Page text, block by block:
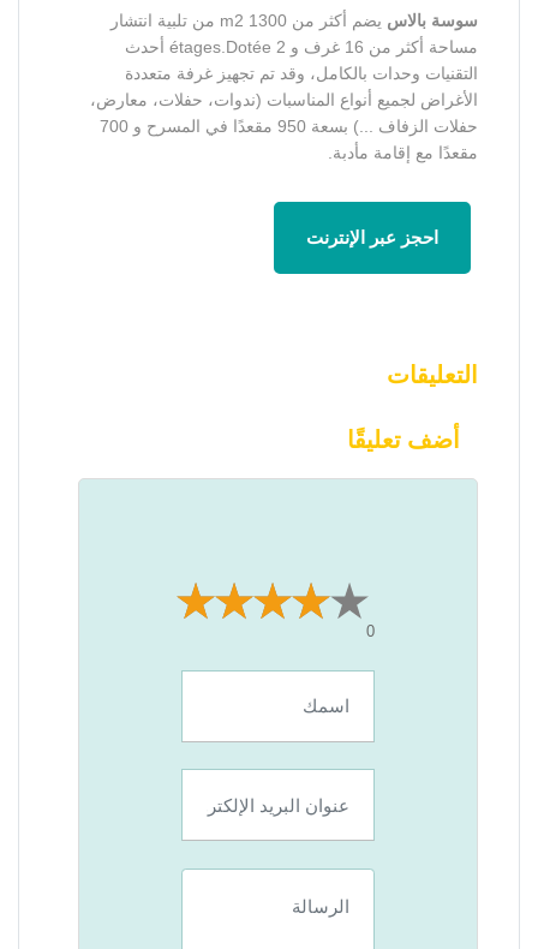
سوسة بالاس
يضم أكثر من 1300 m2 من تلبية انتشار
مساحة أكثر من 16 غرف و 2 étages.Dotée أحدث
التقنيات وحدات بالكامل، وقد تم تجهيز غرفة متعددة
الأغراض لجميع أنواع المناسبات (ندوات، حفلات، معارض،
حفلات الزفاف ...) بسعة 950 مقعدًا في المسرح و 700
مقعدًا مع إقامة مأدبة.
احجز عبر الإنترنت
التعليقات
أضف تعليقًا
0